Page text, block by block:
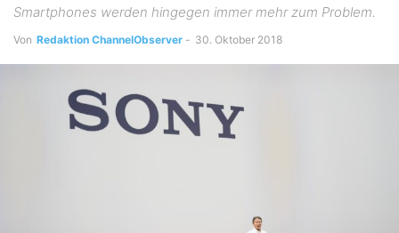
Smartphones werden hingegen immer mehr zum Problem.
Von Redaktion ChannelObserver - 30. Oktober 2018